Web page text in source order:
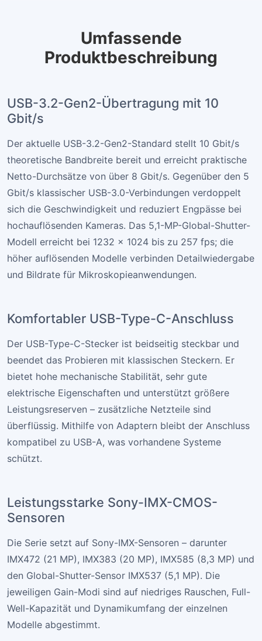
Umfassende
Produktbeschreibung
USB-3.2-Gen2-Übertragung mit 10
Gbit/s
Der aktuelle USB-3.2-Gen2-Standard stellt 10 Gbit/s
theoretische Bandbreite bereit und erreicht praktische
Netto-Durchsätze von über 8 Gbit/s. Gegenüber den 5
Gbit/s klassischer USB-3.0-Verbindungen verdoppelt
sich die Geschwindigkeit und reduziert Engpässe bei
hochauflösenden Kameras. Das 5,1-MP-Global-Shutter-
Modell erreicht bei 1232 × 1024 bis zu 257 fps; die
höher auflösenden Modelle verbinden Detailwiedergabe
und Bildrate für Mikroskopieanwendungen.
Komfortabler USB-Type-C-Anschluss
Der USB-Type-C-Stecker ist beidseitig steckbar und
beendet das Probieren mit klassischen Steckern. Er
bietet hohe mechanische Stabilität, sehr gute
elektrische Eigenschaften und unterstützt größere
Leistungsreserven – zusätzliche Netzteile sind
überflüssig. Mithilfe von Adaptern bleibt der Anschluss
kompatibel zu USB-A, was vorhandene Systeme
schützt.
Leistungsstarke Sony-IMX-CMOS-
Sensoren
Die Serie setzt auf Sony-IMX-Sensoren – darunter
IMX472 (21 MP), IMX383 (20 MP), IMX585 (8,3 MP) und
den Global-Shutter-Sensor IMX537 (5,1 MP). Die
jeweiligen Gain-Modi sind auf niedriges Rauschen, Full-
Well-Kapazität und Dynamikumfang der einzelnen
Modelle abgestimmt.